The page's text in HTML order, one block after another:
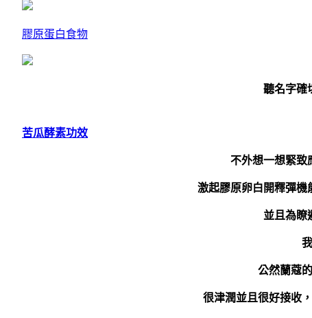
膠原蛋白食物
聽名字確
苦瓜酵素功效
不外想一想緊致
激起膠原卵白開釋彈機
並且為瞭
公然蘭蔻
很津潤並且很好接收